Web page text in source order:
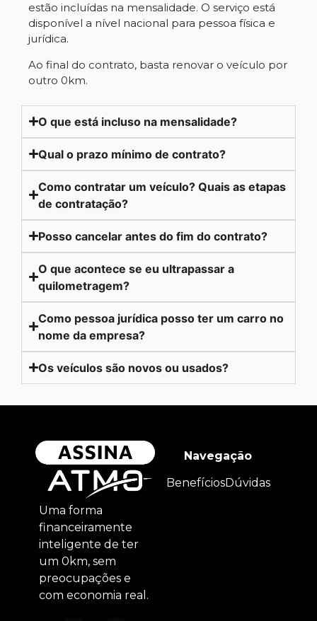
estão incluídas na mensalidade. O serviço está
disponível a nível nacional para pessoa física e
jurídica.
Ao final do contrato, basta renovar o veículo por
outro 0km.
O que está incluso na mensalidade?
Qual o prazo mínimo de contrato?
Como contratar um veículo? Quais as etapas
de contratação?
Posso cancelar antes do fim do contrato?
O que acontece se eu ultrapassar a
quilometragem?
Como pessoa jurídica posso ter um carro no
nome da empresa?
Os veículos são novos ou usados?
Uma forma
financeiramente
inteligente de ter
um 0km, sem
preocupações e
com economia real.
Navegação
BenefíciosDúvidas